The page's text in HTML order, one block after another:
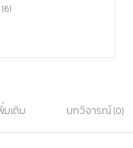
(6)
เติม บทวิจารณ์ (0)